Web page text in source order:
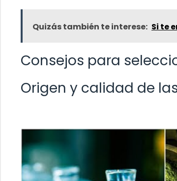
Quizás también te interese: Si te
Consejos para
Origen y calidad de